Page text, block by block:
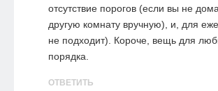
отсутствие порогов (если вы не
другую комнату вручную), и, для
не подходит). Короче, вещь для
порядка.
ОТВЕТИТЬ